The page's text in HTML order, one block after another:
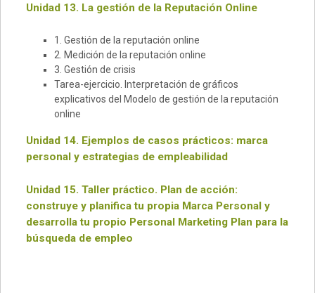
Unidad 13. La gestión de la Reputación Online
1. Gestión de la reputación online
2. Medición de la reputación online
3. Gestión de crisis
Tarea-ejercicio. Interpretación de gráficos
explicativos del Modelo de gestión de la reputación
online
Unidad 14. Ejemplos de casos prácticos: marca
personal y estrategias de empleabilidad
Unidad 15. Taller práctico. Plan de acción:
construye y planifica tu propia Marca Personal y
desarrolla tu propio Personal Marketing Plan para la
búsqueda de empleo